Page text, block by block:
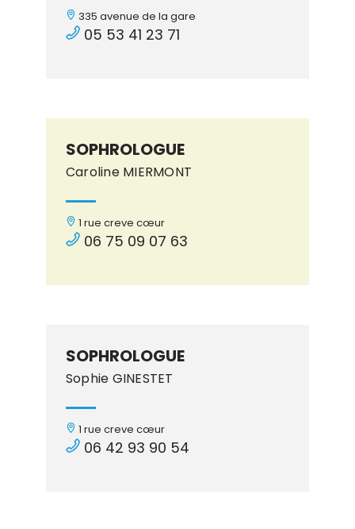
335 avenue de la gare
05 53 41 23 71
SOPHROLOGUE
Caroline MIERMONT
1 rue creve cœur
06 75 09 07 63
SOPHROLOGUE
Sophie GINESTET
1 rue creve cœur
06 42 93 90 54